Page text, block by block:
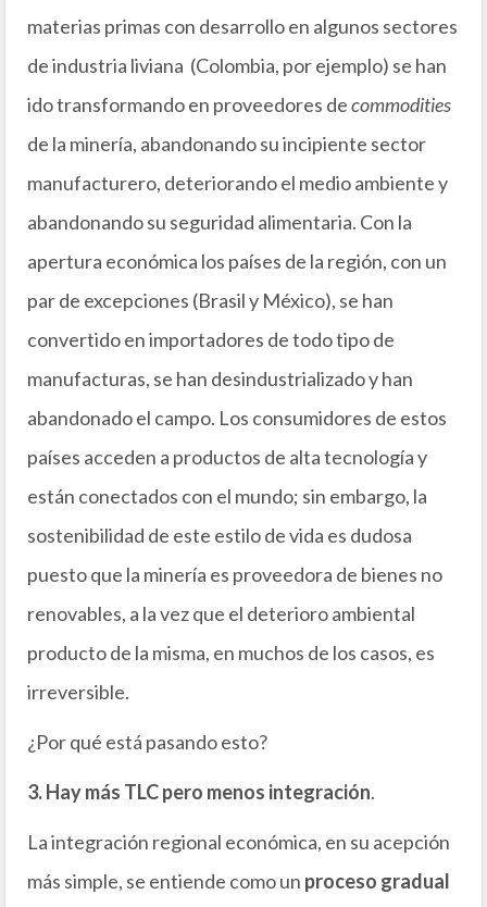
materias primas con desarrollo en algunos sectores
de industria liviana (Colombia, por ejemplo) se han
ido transformando en proveedores decommodities
de la minería, abandonando su incipiente sector
manufacturero, deteriorando el medio ambiente y
abandonando su seguridad alimentaria. Con la
apertura económica los países de la región, con un
par de excepciones (Brasil y México), se han
convertido en importadores de todo tipo de
manufacturas, se han desindustrializado y han
abandonado el campo. Los consumidores de estos
países acceden a productos de alta tecnología y
están conectados con el mundo; sin embargo, la
sostenibilidad de este estilo de vida es dudosa
puesto que la minería es proveedora de bienes no
renovables, a la vez que el deterioro ambiental
producto de la misma, en muchos de los casos, es
irreversible.
¿Por qué está pasando esto?
3. Hay más TLC pero menos integración.
La integración regional económica, en su acepción
más simple, se entiende como un proceso gradual